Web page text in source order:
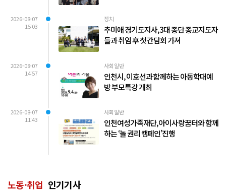
2026-08-07
15:03
정치
추미애 경기도지사, 3대 종단 종교지도자
들과 취임 후 첫 간담회 가져
2026-08-07
14:57
사회일반
인천시, 이호선과 함께하는 아동학대예
방 부모특강 개최
2026-08-07
11:43
사회일반
인천여성가족재단, 아이사랑꿈터와 함께
하는 ‘놀 권리 캠페인’진행
노동·취업 인기기사